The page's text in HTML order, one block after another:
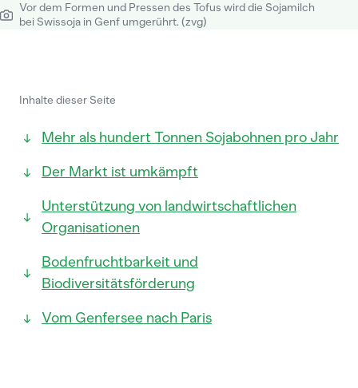
Vor dem Formen und Pressen des Tofus wird die Sojamilch
bei Swissoja in Genf umgerührt. (zvg)
Inhalte dieser Seite
Mehr als hundert Tonnen Sojabohnen pro Jahr
Der Markt ist umkämpft
Unterstützung von landwirtschaftlichen
Organisationen
Bodenfruchtbarkeit und
Biodiversitätsförderung
Vom Genfersee nach Paris